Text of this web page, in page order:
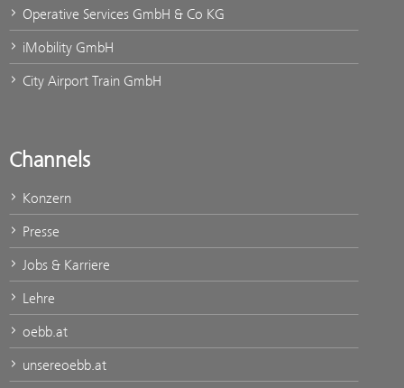
Operative Services GmbH & Co KG
iMobility GmbH
City Airport Train GmbH
Channels
Konzern
Presse
Jobs & Karriere
Lehre
oebb.at
unsereoebb.at